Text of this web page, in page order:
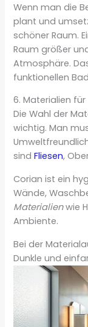
Wenn man die
plant und
schöner Raum.
Raum größer
Atmosphäre.
funktionellen
6. Materialien
Die Wahl der
wichtig. Man
sindFliesen,
Corian ist ein
Wände,
Materialienwie
Ambiente.
Bei der
Dunkle und